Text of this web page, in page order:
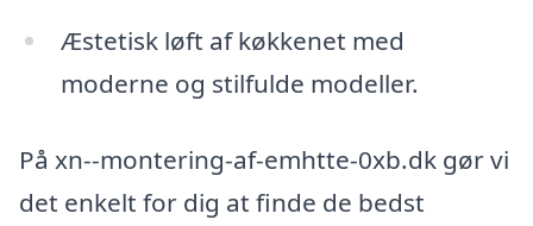
Æstetisk løft af køkkenet med
moderne og stilfulde modeller.
På xn--montering-af-emhtte-0xb.dk gør vi
det enkelt for dig at finde de bedst